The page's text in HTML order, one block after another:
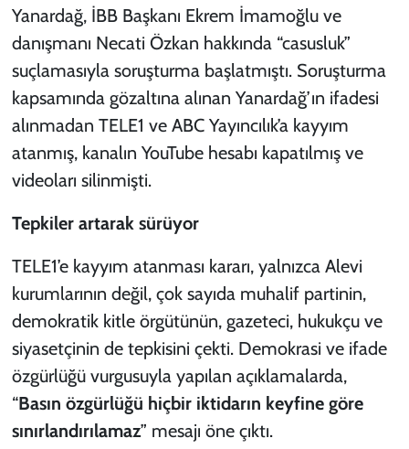
Yanardağ, İBB Başkanı Ekrem İmamoğlu ve
danışmanı Necati Özkan hakkında “casusluk”
suçlamasıyla soruşturma başlatmıştı. Soruşturma
kapsamında gözaltına alınan Yanardağ’ın ifadesi
alınmadan TELE1 ve ABC Yayıncılık’a kayyım
atanmış, kanalın YouTube hesabı kapatılmış ve
videoları silinmişti.
Tepkiler artarak sürüyor
TELE1’e kayyım atanması kararı, yalnızca Alevi
kurumlarının değil, çok sayıda muhalif partinin,
demokratik kitle örgütünün, gazeteci, hukukçu ve
siyasetçinin de tepkisini çekti. Demokrasi ve ifade
özgürlüğü vurgusuyla yapılan açıklamalarda,
“Basın özgürlüğü hiçbir iktidarın keyfine göre
sınırlandırılamaz” mesajı öne çıktı.